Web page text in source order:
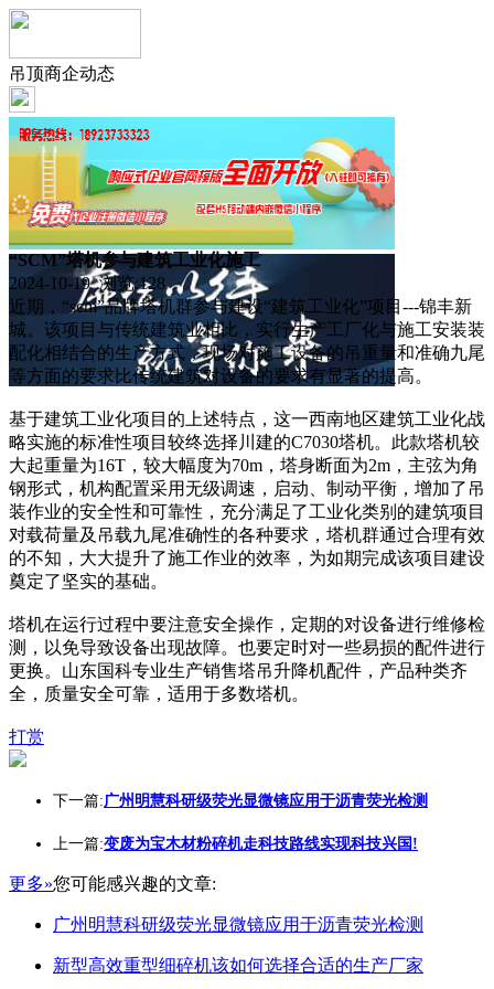
吊顶商企动态
“SCM”塔机参与建筑工业化施工
2024-10-19 浏览:128
近期，“scm”品牌塔机群参与建设“建筑工业化”项目---锦丰新
城。该项目与传统建筑业相比，实行生产工厂化与施工安装装
配化相结合的生产方式，现场对施工设备的吊重量和准确九尾
等方面的要求比传统建筑对设备的要求有显著的提高。
基于建筑工业化项目的上述特点，这一西南地区建筑工业化战
略实施的标准性项目较终选择川建的C7030塔机。此款塔机较
大起重量为16T，较大幅度为70m，塔身断面为2m，主弦为角
钢形式，机构配置采用无级调速，启动、制动平衡，增加了吊
装作业的安全性和可靠性，充分满足了工业化类别的建筑项目
对载荷量及吊载九尾准确性的各种要求，塔机群通过合理有效
的不知，大大提升了施工作业的效率，为如期完成该项目建设
奠定了坚实的基础。
塔机在运行过程中要注意安全操作，定期的对设备进行维修检
测，以免导致设备出现故障。也要定时对一些易损的配件进行
更换。山东国科专业生产销售塔吊升降机配件，产品种类齐
全，质量安全可靠，适用于多数塔机。
打赏
下一篇:广州明慧科研级荧光显微镜应用于沥青荧光检测
上一篇:变废为宝木材粉碎机走科技路线实现科技兴国!
更多»您可能感兴趣的文章:
广州明慧科研级荧光显微镜应用于沥青荧光检测
新型高效重型细碎机该如何选择合适的生产厂家